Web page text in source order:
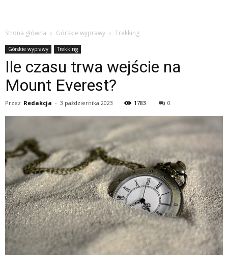
Strona główna Górskie wyprawy Trekking
Górskie wyprawy Trekking
Ile czasu trwa wejście na
Mount Everest?
Przez Redakcja - 3 października 2023 1783 0